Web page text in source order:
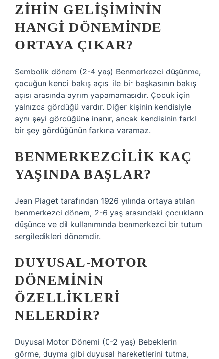
ZIHIN GELIŞIMININ
HANGI DÖNEMINDE
ORTAYA ÇIKAR?
Sembolik dönem (2-4 yaş) Benmerkezci düşünme,
çocuğun kendi bakış açısı ile bir başkasının bakış
açısı arasında ayrım yapamamasıdır. Çocuk için
yalnızca gördüğü vardır. Diğer kişinin kendisiyle
aynı şeyi gördüğüne inanır, ancak kendisinin farklı
bir şey gördüğünün farkına varamaz.
BENMERKEZCILIK KAÇ
YAŞINDA BAŞLAR?
Jean Piaget tarafından 1926 yılında ortaya atılan
benmerkezci dönem, 2-6 yaş arasındaki çocukların
düşünce ve dil kullanımında benmerkezci bir tutum
sergiledikleri dönemdir.
DUYUSAL-MOTOR
DÖNEMININ
ÖZELLIKLERI
NELERDIR?
Duyusal Motor Dönemi (0-2 yaş) Bebeklerin
görme, duyma gibi duyusal hareketlerini tutma,